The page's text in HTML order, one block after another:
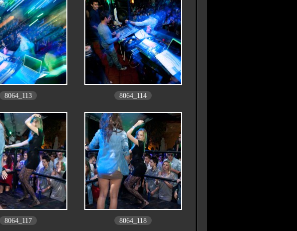
8064_113 8064_114
8064_117 8064_118